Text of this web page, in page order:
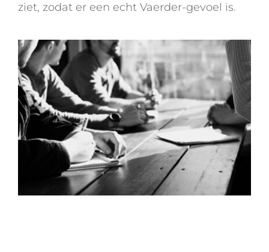
ziet, zodat er een echt Vaerder-gevoel is.